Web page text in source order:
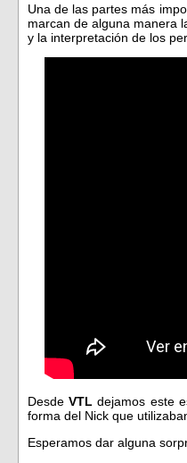
Una de las partes más
marcan de alguna manera
y la interpretación de los
DesdeVTL dejamos este
forma del Nick que
Esperamos dar alguna